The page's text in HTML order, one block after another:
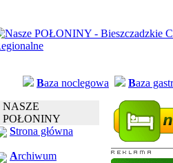
Baza noclegowa Baza
NASZE
POŁONINY
Strona główna
Archiwum